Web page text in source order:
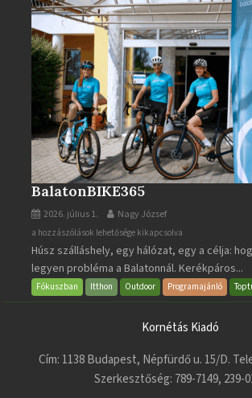
BalatonBIKE365
2026. július 1. Nagy József
BalatonBIKE365
bejegyzéshez
a hozzászólások lehetősége kikapcsolva
Húsz szálláshely, egy hálózat, egy a célja:
legyen probléma a Balatonnál. Kerékpáros...
Fókuszban Itthon Outdoor Programajánló
Kornétás Kiadó
Cím: 1138 Budapest, Népfürdő u. 15/D.
Szerkesztőség: 789-7149, 239-